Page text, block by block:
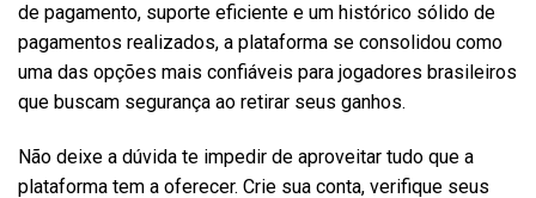
de pagamento, suporte eficiente e um histórico sólido de
pagamentos realizados, a plataforma se consolidou como
uma das opções mais confiáveis para jogadores brasileiros
que buscam segurança ao retirar seus ganhos.
Não deixe a dúvida te impedir de aproveitar tudo que a
plataforma tem a oferecer. Crie sua conta, verifique seus